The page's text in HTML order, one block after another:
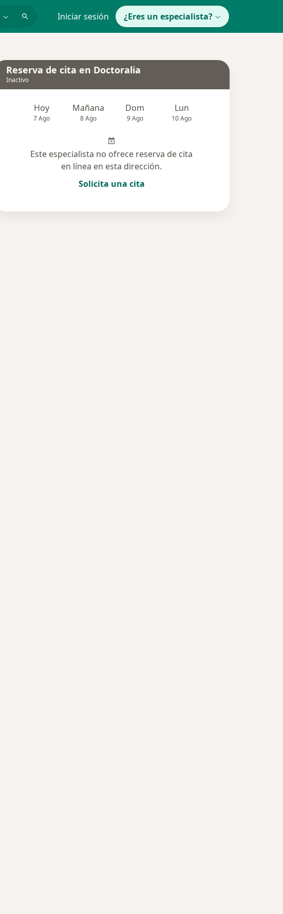
Iniciar sesión ¿Eres un especialista?
Reserva de cita en Doctoralia
Inactivo
Hoy
7 Ago
Mañana
8 Ago
Dom
9 Ago
Lun
10 Ago
Este especialista no ofrece reserva de cita
en línea en esta dirección.
Solicita una cita